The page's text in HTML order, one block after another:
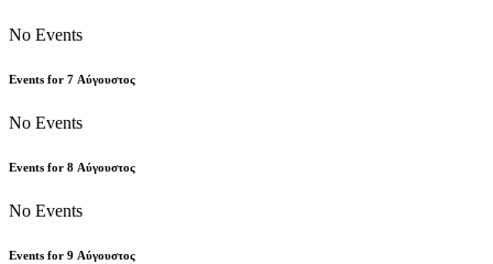
No Events
Events for 7 Αύγουστος
No Events
Events for 8 Αύγουστος
No Events
Events for 9 Αύγουστος